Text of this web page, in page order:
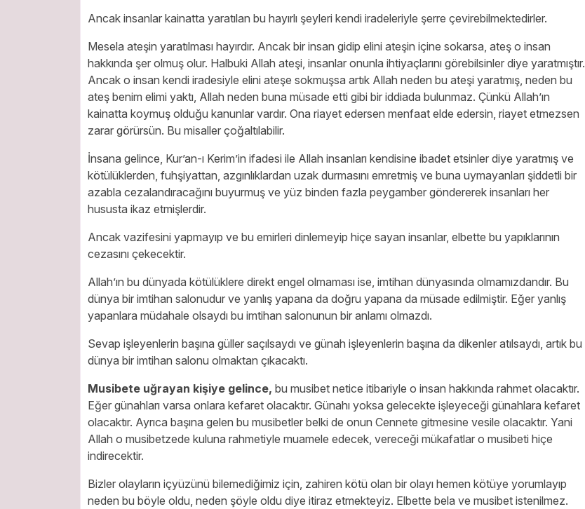
Ancak insanlar kainatta yaratılan bu hayırlı şeyleri kendi iradeleriyle şerre çevirebilmektedirler.
Mesela ateşin yaratılması hayırdır. Ancak bir insan gidip elini ateşin içine sokarsa, ateş o insan
hakkında şer olmuş olur. Halbuki Allah ateşi, insanlar onunla ihtiyaçlarını görebilsinler diye yaratmıştır.
Ancak o insan kendi iradesiyle elini ateşe sokmuşsa artık Allah neden bu ateşi yaratmış, neden bu
ateş benim elimi yaktı, Allah neden buna müsade etti gibi bir iddiada bulunmaz. Çünkü Allah’ın
kainatta koymuş olduğu kanunlar vardır. Ona riayet edersen menfaat elde edersin, riayet etmezsen
zarar görürsün. Bu misaller çoğaltılabilir.
İnsana gelince, Kur’an-ı Kerim’in ifadesi ile Allah insanları kendisine ibadet etsinler diye yaratmış ve
kötülüklerden, fuhşiyattan, azgınlıklardan uzak durmasını emretmiş ve buna uymayanları şiddetli bir
azabla cezalandıracağını buyurmuş ve yüz binden fazla peygamber göndererek insanları her
hususta ikaz etmişlerdir.
Ancak vazifesini yapmayıp ve bu emirleri dinlemeyip hiçe sayan insanlar, elbette bu yapıklarının
cezasını çekecektir.
Allah’ın bu dünyada kötülüklere direkt engel olmaması ise, imtihan dünyasında olmamızdandır. Bu
dünya bir imtihan salonudur ve yanlış yapana da doğru yapana da müsade edilmiştir. Eğer yanlış
yapanlara müdahale olsaydı bu imtihan salonunun bir anlamı olmazdı.
Sevap işleyenlerin başına güller saçılsaydı ve günah işleyenlerin başına da dikenler atılsaydı, artık bu
dünya bir imtihan salonu olmaktan çıkacaktı.
Musibete uğrayan kişiye gelince, bu musibet netice itibariyle o insan hakkında rahmet olacaktır.
Eğer günahları varsa onlara kefaret olacaktır. Günahı yoksa gelecekte işleyeceği günahlara kefaret
olacaktır. Ayrıca başına gelen bu musibetler belki de onun Cennete gitmesine vesile olacaktır. Yani
Allah o musibetzede kuluna rahmetiyle muamele edecek, vereceği mükafatlar o musibeti hiçe
indirecektir.
Bizler olayların içyüzünü bilemediğimiz için, zahiren kötü olan bir olayı hemen kötüye yorumlayıp
neden bu böyle oldu, neden şöyle oldu diye itiraz etmekteyiz. Elbette bela ve musibet istenilmez.